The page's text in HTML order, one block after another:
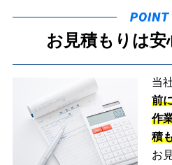
お見積もりは安
当
前
作
積
お